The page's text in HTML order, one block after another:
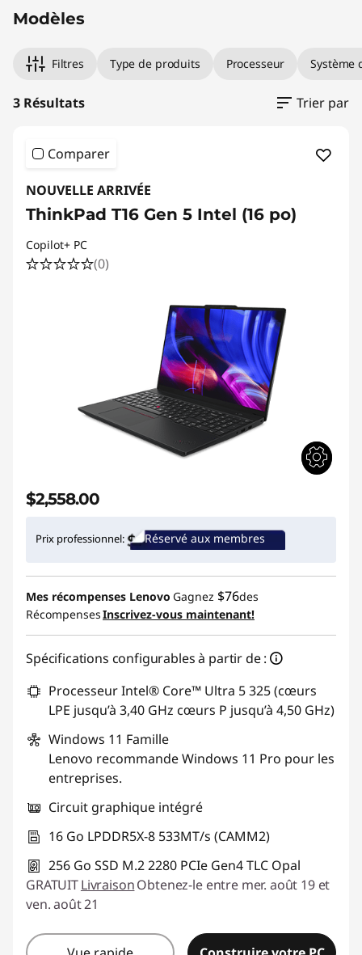
Modèles
Filtres Type de produits Processeur Système
3 Résultats Trier par
Comparer
NOUVELLE ARRIVÉE
ThinkPad T16 Gen 5 Intel (16 po)
Copilot+ PC
(0)
$2,558.00
Prix professionnel: Réservé aux membres
Mes récompenses Lenovo Gagnez $76des
RécompensesInscrivez-vous maintenant!
Spécifications configurables à partir de :
Processeur Intel® Core™ Ultra 5 325 (cœurs
LPE jusqu’à 3,40 GHz cœurs P jusqu’à 4,50 GHz)
Windows 11 Famille
Lenovo recommande Windows 11 Pro pour les
entreprises.
Circuit graphique intégré
16 Go LPDDR5X-8 533MT/s (CAMM2)
256 Go SSD M.2 2280 PCIe Gen4 TLC Opal
GRATUITLivraisonObtenez-le entre mer. août 19 et
ven. août 21